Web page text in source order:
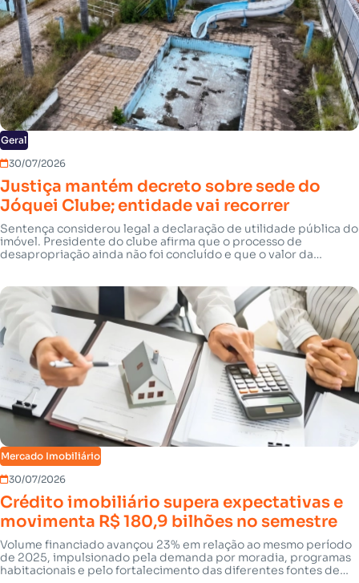
Geral
30/07/2026
Justiça mantém decreto sobre sede do
Jóquei Clube; entidade vai recorrer
Sentença considerou legal a declaração de utilidade pública do
imóvel. Presidente do clube afirma que o processo de
desapropriação ainda não foi concluído e que o valor da
Mercado Imobiliário
30/07/2026
Crédito imobiliário supera expectativas e
movimenta R$ 180,9 bilhões no semestre
Volume financiado avançou 23% em relação ao mesmo período
de 2025, impulsionado pela demanda por moradia, programas
habitacionais e pelo fortalecimento das diferentes fontes de